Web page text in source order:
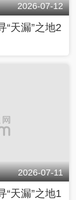
2026-07-12
“天漏”之地2
2026-07-11
“天漏”之地1